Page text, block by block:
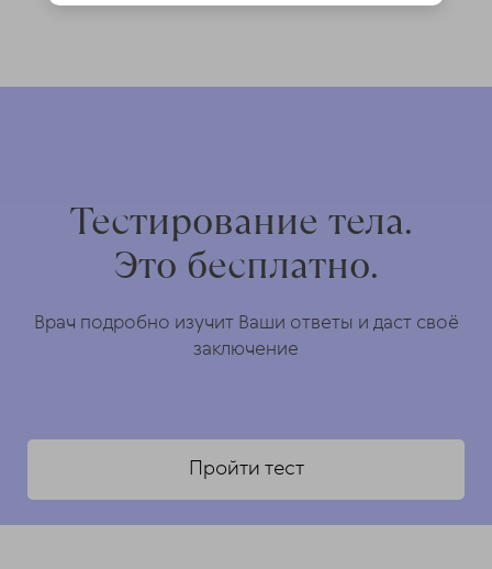
Тестирование тела.
Это бесплатно.
Врач подробно изучит Ваши ответы и даст своё
заключение
Пройти тест